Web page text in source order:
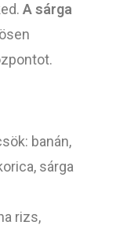
A sárga
banán,
sárga
rizs,